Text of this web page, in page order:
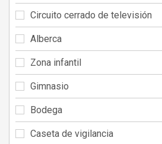
Circuito cerrado de televisión
Alberca
Zona infantil
Gimnasio
Bodega
Caseta de vigilancia